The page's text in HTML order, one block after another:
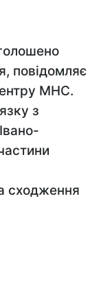
повідомляє
МНС.
з
сходження